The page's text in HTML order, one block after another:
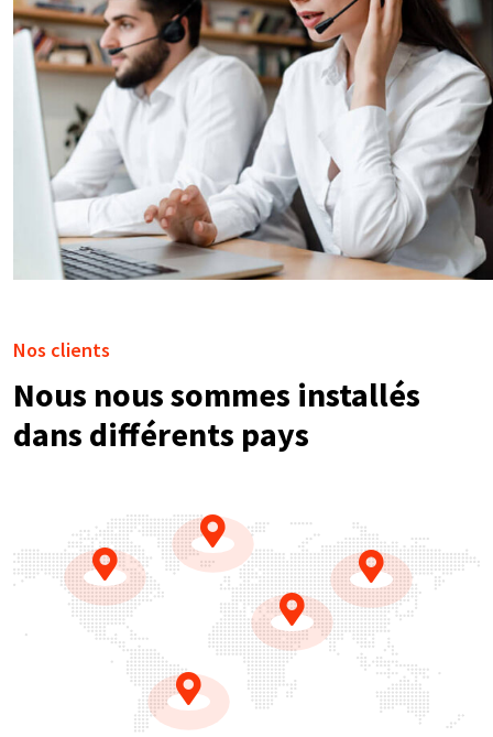
Nos clients
Nous nous sommes installés
dans différents pays